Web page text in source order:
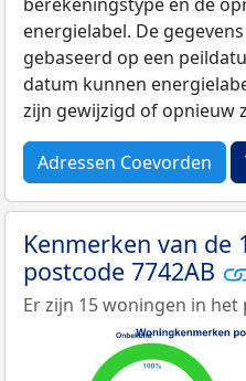
energielabel. De
gebaseerd op een
datum kunnen
zijn gewijzigd of opnieuw
Adressen Coevorden
Kenmerken van de
postcode 7742AB
Er zijn 15 woningen in het